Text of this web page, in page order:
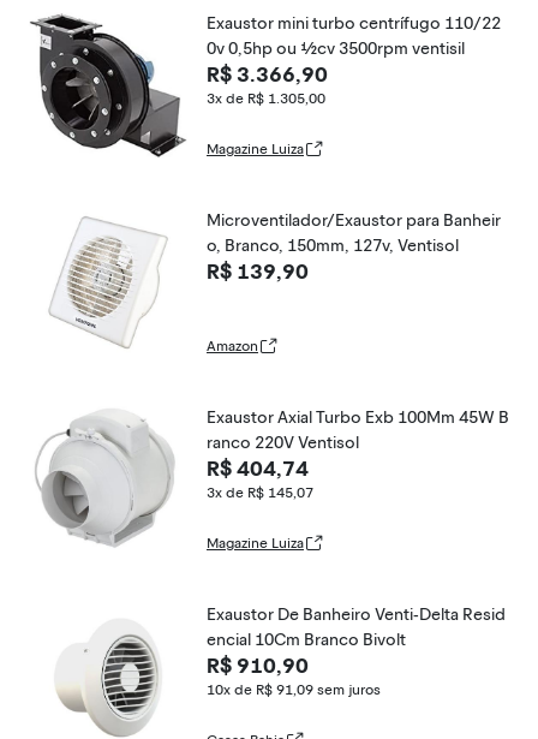
Exaustor mini turbo centrífugo 110/22
0v 0,5hp ou ½cv 3500rpm ventisil
R$ 3.366,90
3x de R$ 1.305,00
Magazine Luiza
Microventilador/Exaustor para Banheir
o, Branco, 150mm, 127v, Ventisol
R$ 139,90
Amazon
Exaustor Axial Turbo Exb 100Mm 45W B
ranco 220V Ventisol
R$ 404,74
3x de R$ 145,07
Magazine Luiza
Exaustor De Banheiro Venti-Delta Resid
encial 10Cm Branco Bivolt
R$ 910,90
10x de R$ 91,09 sem juros